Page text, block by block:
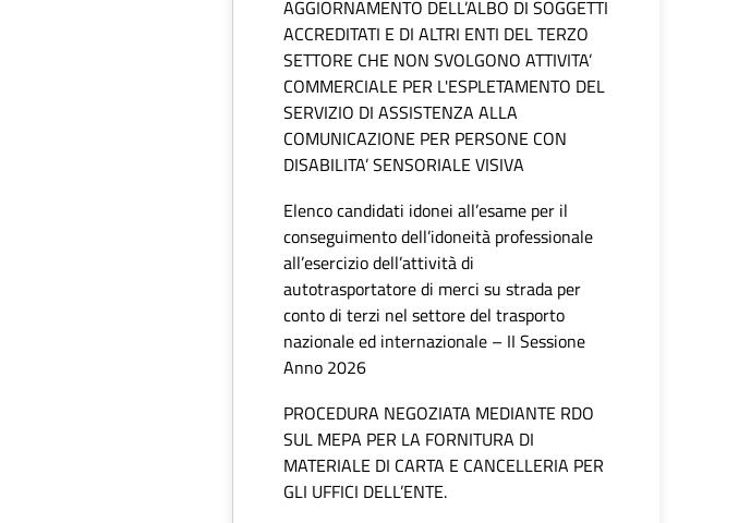
AGGIORNAMENTO DELL’ALBO DI SOGGETTI
ACCREDITATI E DI ALTRI ENTI DEL TERZO
SETTORE CHE NON SVOLGONO ATTIVITA’
COMMERCIALE PER L'ESPLETAMENTO DEL
SERVIZIO DI ASSISTENZA ALLA
COMUNICAZIONE PER PERSONE CON
DISABILITA’ SENSORIALE VISIVA
Elenco candidati idonei all’esame per il
conseguimento dell’idoneità professionale
all’esercizio dell’attività di
autotrasportatore di merci su strada per
conto di terzi nel settore del trasporto
nazionale ed internazionale – II Sessione
Anno 2026
PROCEDURA NEGOZIATA MEDIANTE RDO
SUL MEPA PER LA FORNITURA DI
MATERIALE DI CARTA E CANCELLERIA PER
GLI UFFICI DELL’ENTE.